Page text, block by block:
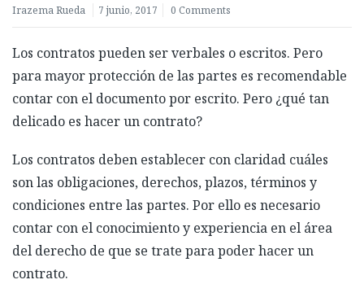
Irazema Rueda 7 junio, 2017 0 Comments
Los contratos pueden ser verbales o escritos. Pero
para mayor protección de las partes es recomendable
contar con el documento por escrito. Pero ¿qué tan
delicado es hacer un contrato?
Los contratos deben establecer con claridad cuáles
son las obligaciones, derechos, plazos, términos y
condiciones entre las partes. Por ello es necesario
contar con el conocimiento y experiencia en el área
del derecho de que se trate para poder hacer un
contrato.